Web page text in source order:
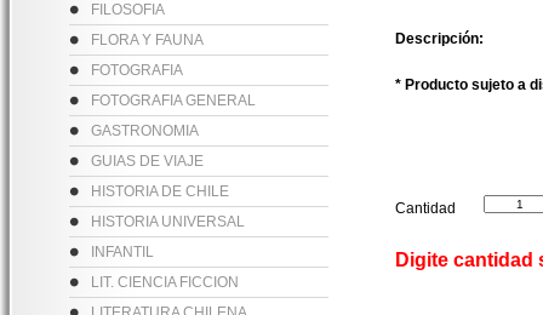
FILOSOFIA
FLORA Y FAUNA
FOTOGRAFIA
FOTOGRAFIA GENERAL
GASTRONOMIA
GUIAS DE VIAJE
HISTORIA DE CHILE
HISTORIA UNIVERSAL
INFANTIL
LIT. CIENCIA FICCION
Descripción:
* Producto sujeto a
Cantidad
Digite